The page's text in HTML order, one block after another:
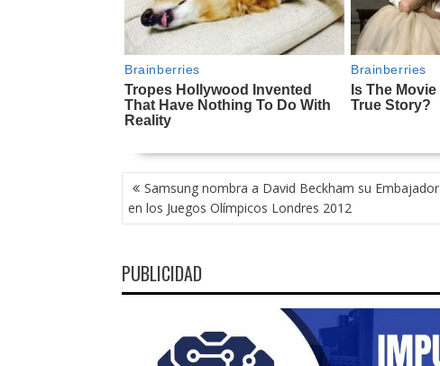
NAVEGACIÓN
DE
ENTRADAS
Samsung nombra a David Beckham su Embajador
en los Juegos Olímpicos Londres 2012
PUBLICIDAD